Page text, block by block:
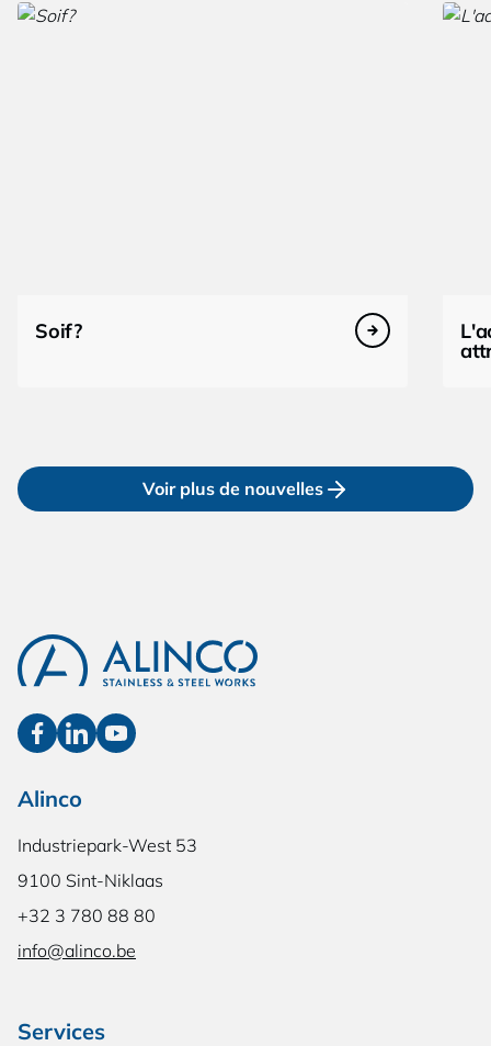
Soif?
Voir plus de nouvelles
Alinco
Industriepark-West 53
9100 Sint-Niklaas
+32 3 780 88 80
info@alinco.be
Services